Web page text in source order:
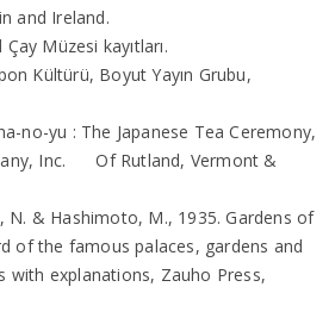
and Ireland.
Müzesi kayıtları.
Kültürü, Boyut Yayın Grubu,
no-yu : The Japanese Tea Ceremony,
Inc. Of Rutland, Vermont &
N. & Hashimoto, M., 1935. Gardens of
of the famous palaces, gardens and
with explanations, Zauho Press,